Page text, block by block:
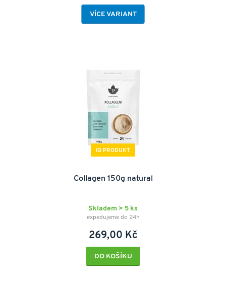
VÍCE VARIANT
IQ PRODUKT
Collagen 150g natural
Skladem > 5 ks
expedujeme do 24h
269,00 Kč
DO KOŠÍKU